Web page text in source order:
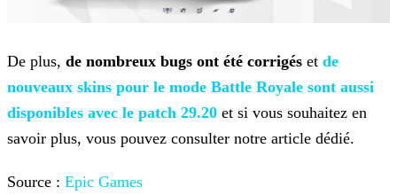
De plus, de nombreux bugs ont été corrigés et de
nouveaux skins pour le mode Battle Royale sont aussi
disponibles avec le patch 29.20 et si vous souhaitez en
savoir plus, vous pouvez consulter notre article dédié.
Source : Epic Games